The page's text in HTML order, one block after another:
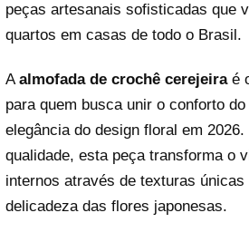
peças artesanais sofisticadas que
quartos em casas de todo o Brasil.
Aalmofada de crochê cerejeiraé
para quem busca unir o conforto
elegância do design floral em
qualidade, esta peça transforma o
internos através de texturas
delicadeza das flores japonesas.